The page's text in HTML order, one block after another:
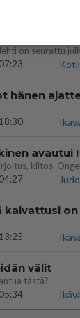
Martina
hänen
avautui !
Judo
kaivattusi
välit
tästä?